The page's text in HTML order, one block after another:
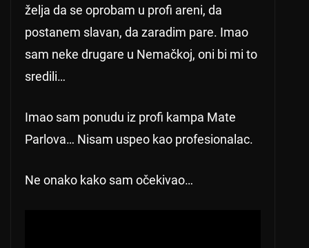
želja da se oprobam u profi areni, da
postanem slavan, da zaradim pare. Imao
sam neke drugare u Nemačkoj, oni bi mi to
sredili…
Imao sam ponudu iz profi kampa Mate
Parlova… Nisam uspeo kao profesionalac.
Ne onako kako sam očekivao…